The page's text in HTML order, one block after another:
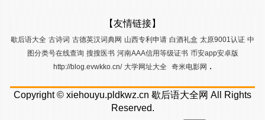
【友情链接】
歇后语大全 古诗词 古德英汉词典网 山西专利申请 白酒礼盒 太原9001认证 中
图分类号在线查询 搜搜医书 河南AAA信用等级证书 币安app安卓版
http://blog.evwkko.cn/ 大学网址大全 奇米电影网.
Copyright ©xiehouyu.pldkwz.cn 歇后语大全网All Rights
Reserved.